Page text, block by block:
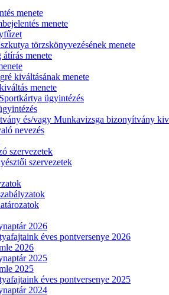
menete
menete
törzskönyvezésének menete
menete
kiváltásának menete
menete
ügyintézés
és/vagy Munkavizsga bizonyítvány
nevezés
szervezetek
szervezetek
2026
éves pontversenye 2026
2026
2025
2025
éves pontversenye 2025
2024